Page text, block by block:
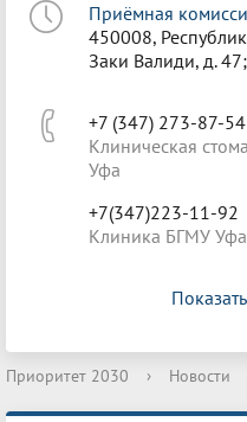
Приёмная
450008,
Заки Валиди, д.
+7 (347) 273-87-54
Клиническая
Уфа
+7(347)223-11-92
Клиника БГМУ Уфа
Приоритет 2030 › Новости